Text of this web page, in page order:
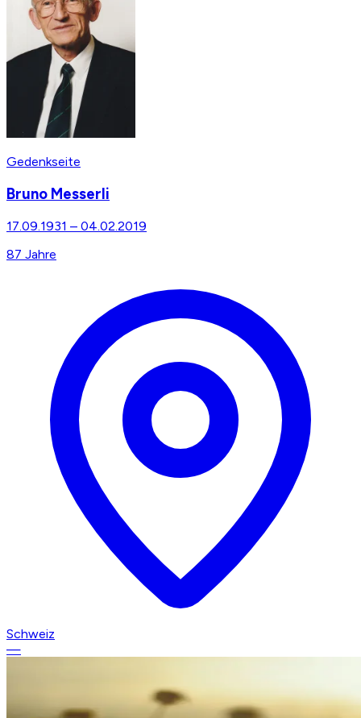
Gedenkseite
Bruno Messerli
17.09.1931 – 04.02.2019
87 Jahre
Schweiz
—